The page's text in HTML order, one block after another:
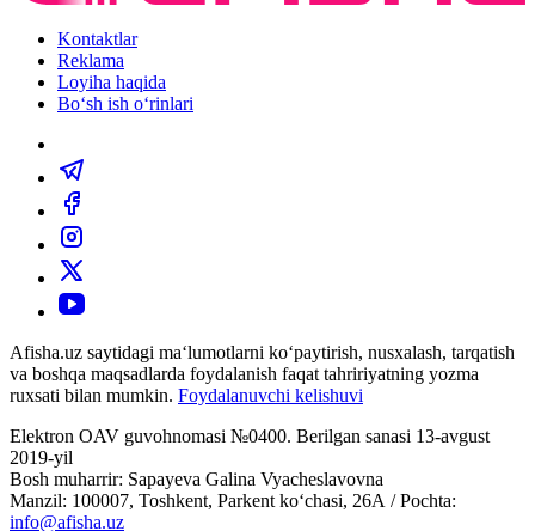
Kontaktlar
Reklama
Loyiha haqida
Bo‘sh ish o‘rinlari
Afisha.uz saytidagi ma‘lumotlarni ko‘paytirish, nusxalash, tarqatish
va boshqa maqsadlarda foydalanish faqat tahririyatning yozma
ruxsati bilan mumkin. Foydalanuvchi kelishuvi
Elektron OAV guvohnomasi №0400. Berilgan sanasi 13-avgust
2019-yil
Bosh muharrir: Sapayeva Galina Vyacheslavovna
Manzil: 100007, Toshkent, Parkent ko‘chasi, 26А / Pochta:
info@afisha.uz